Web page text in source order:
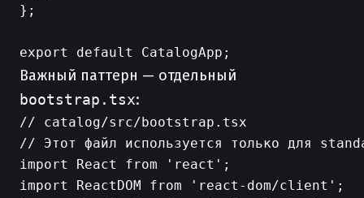
};
Важный паттерн — отдельный
bootstrap.tsx:
// catalog/src/bootstrap.tsx
// Этот файл используется только для
import React from 'react';
import ReactDOM from 'react-dom/client';